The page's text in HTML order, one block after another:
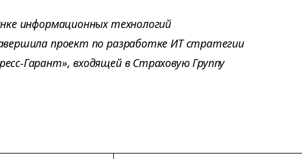
информационных технологий
проект по разработке ИТ стратегии
Гарант», входящей в Страховую Группу